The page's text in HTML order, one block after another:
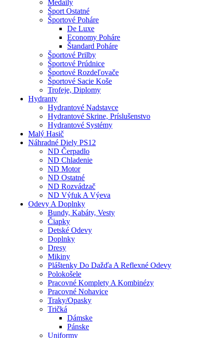
Medaily
Šport Ostatné
Športové Poháre
De Luxe
Economy Poháre
Štandard Poháre
Športové Prilby
Športové Prúdnice
Športové Rozdeľovače
Športové Sacie Koše
Trofeje, Diplomy
Hydranty
Hydrantové Nadstavce
Hydrantové Skrine, Príslušenstvo
Hydrantové Systémy
Malý Hasič
Náhradné Diely PS12
ND Čerpadlo
ND Chladenie
ND Motor
ND Ostatné
ND Rozvádzač
ND Výfuk A Výeva
Odevy A Doplnky
Bundy, Kabáty, Vesty
Čiapky
Detské Odevy
Doplnky
Dresy
Mikiny
Pláštenky Do Dažďa A Reflexné Odevy
Polokošele
Pracovné Komplety A Kombinézy
Pracovné Nohavice
Traky/opasky
Tričká
Dámske
Pánske
Uniformy